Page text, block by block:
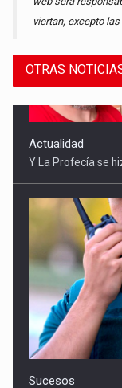
viertan, excepto
OTRAS
Sucesos
Detenidas tres
en Mota del Cuervo